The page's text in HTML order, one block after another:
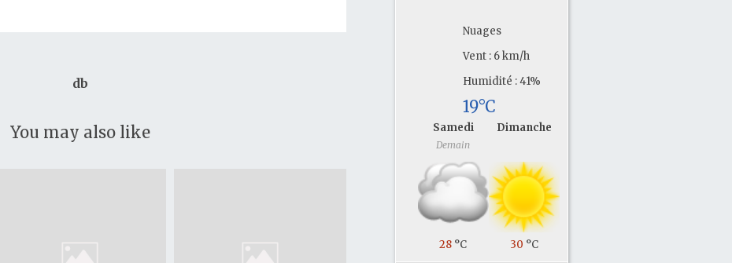
db
You may also like
Nuages
Vent : 6 km/h
Humidité : 41%
19°C
Samedi
Demain
28 °C
Dimanche
30 °C